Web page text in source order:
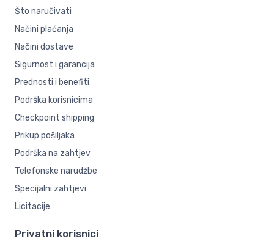
Što naručivati
Načini plaćanja
Načini dostave
Sigurnost i garancija
Prednosti i benefiti
Podrška korisnicima
Checkpoint shipping
Prikup pošiljaka
Podrška na zahtjev
Telefonske narudžbe
Specijalni zahtjevi
Licitacije
Privatni korisnici